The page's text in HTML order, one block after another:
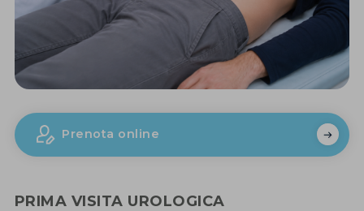
Prenota online
PRIMA VISITA UROLOGICA